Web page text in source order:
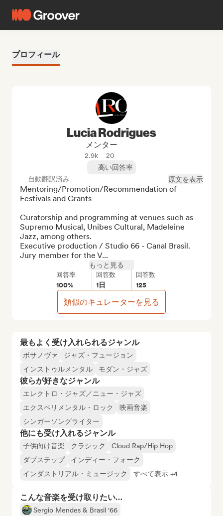
プロフィール
最もよく受け入れられるジャンル
ボサノヴァ
ジャズ・フュージョン
インストゥルメンタル
モダン・ジャズ
彼らが好きなジャンル
エレクトロ・ジャズ／ニュー・ジャズ
エクスペリメンタル・ロック
映画音楽
シンガーソングライター
他にも受け入れるジャンル
子供向け音楽 クラシック
Cloud Rap/Hip Hop
ダブステップ
インディー・フォーク
インダストリアル・ミュージック
すべて表示 +4
こんな音楽を受け取りたい…
Sergio Mendes & Brasil '66
Lucia Rodrigues
メンター
2.9k
20
高い回答率
自動翻訳済み
原文を表示
Mentoring/Promotion/Recommendation of
Festivals and Grants
Curatorship and programming at venues such as
Supremo Musical, Unibes Cultural, Madeleine
Jazz, among others.
Executive production / Studio 66 - Canal Brasil.
Jury member for the V...
もっと見る
回答率
100%
回答数
1日
回答数
125
類似のキュレーターを見る